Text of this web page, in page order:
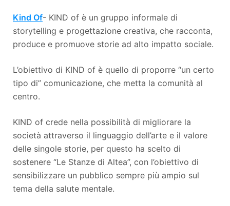
Kind Of- KIND of è un gruppo informale di
storytelling e progettazione creativa, che racconta,
produce e promuove storie ad alto impatto sociale.
L’obiettivo di KIND of è quello di proporre “un certo
tipo di” comunicazione, che metta la comunità al
centro.
KIND of crede nella possibilità di migliorare la
società attraverso il linguaggio dell’arte e il valore
delle singole storie, per questo ha scelto di
sostenere “Le Stanze di Altea”, con l’obiettivo di
sensibilizzare un pubblico sempre più ampio sul
tema della salute mentale.